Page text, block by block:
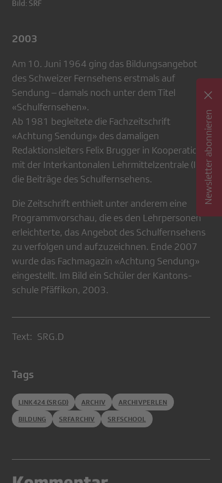
Bild: SRF
2003
Am 10. Juni 1964 ging das Bildungsangebot
des Schweizer Fern­sehens erstmals auf
Sendung – damals noch unter dem Titel
«Schulfernsehen».
Ab 1981 begleitete die Fachzeitschrift
«Achtung Sendung» des damaligen
Redaktionsleiters Felix Brugger in Kooperation
mit der Interkantonalen Lehrmittelzentrale (ILZ)
die Beiträge des Schulfernsehens.
Die Zeitschrift enthielt unter anderem eine
Programmvorschau, die es den Lehrper­sonen
erleichterte, das Angebot des Schulfernsehens
zu verfol­gen und aufzuzeichnen. Ende 2007
wurde das Fachmagazin «Achtung Sendung»
eingestellt. Im Bild ein Schüler der Kantons­
schule Pfäffikon, 2003.
Text: SRG.D
Tags
LINK424 (SRGD) ARCHIV ARCHIVPERLEN
BILDUNG SRFARCHIV SRFSCHOOL
Newsletter abonnieren